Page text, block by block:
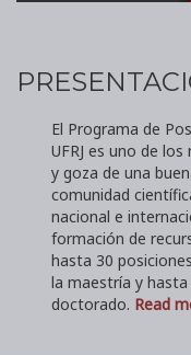
El Programa de
UFRJ es uno de
y goza de una
comunidad
nacional e
formación de
hasta 30
la maestría y
doctorado. Read